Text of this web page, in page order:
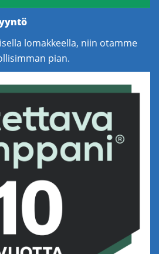
lomakkeella, niin otamme
pian.